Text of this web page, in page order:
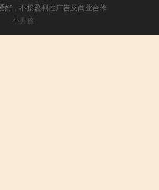
好，不接盈利性广告及商业合作
小男孩